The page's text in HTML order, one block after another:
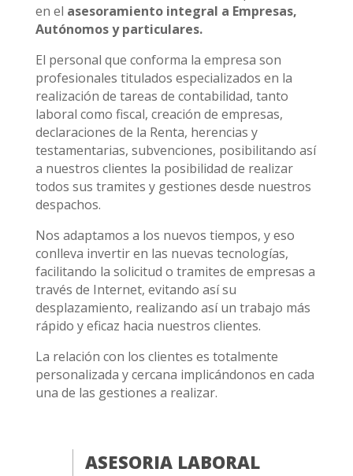
en el asesoramiento integral a Empresas,
Autónomos y particulares.
El personal que conforma la empresa son
profesionales titulados especializados en la
realización de tareas de contabilidad, tanto
laboral como fiscal, creación de empresas,
declaraciones de la Renta, herencias y
testamentarias, subvenciones, posibilitando así
a nuestros clientes la posibilidad de realizar
todos sus tramites y gestiones desde nuestros
despachos.
Nos adaptamos a los nuevos tiempos, y eso
conlleva invertir en las nuevas tecnologías,
facilitando la solicitud o tramites de empresas a
través de Internet, evitando así su
desplazamiento, realizando así un trabajo más
rápido y eficaz hacia nuestros clientes.
La relación con los clientes es totalmente
personalizada y cercana implicándonos en cada
una de las gestiones a realizar.
ASESORIA LABORAL